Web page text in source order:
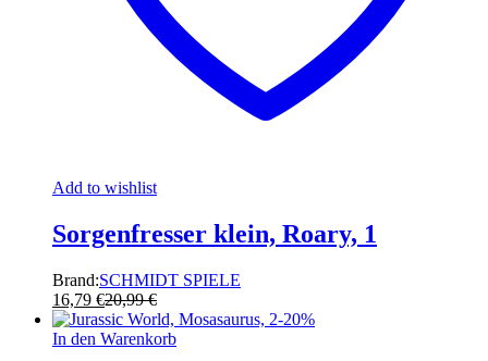
Add to wishlist
Sorgenfresser klein, Roary, 1
Brand:SCHMIDT SPIELE
16,79 €20,99€
-20%
In den Warenkorb